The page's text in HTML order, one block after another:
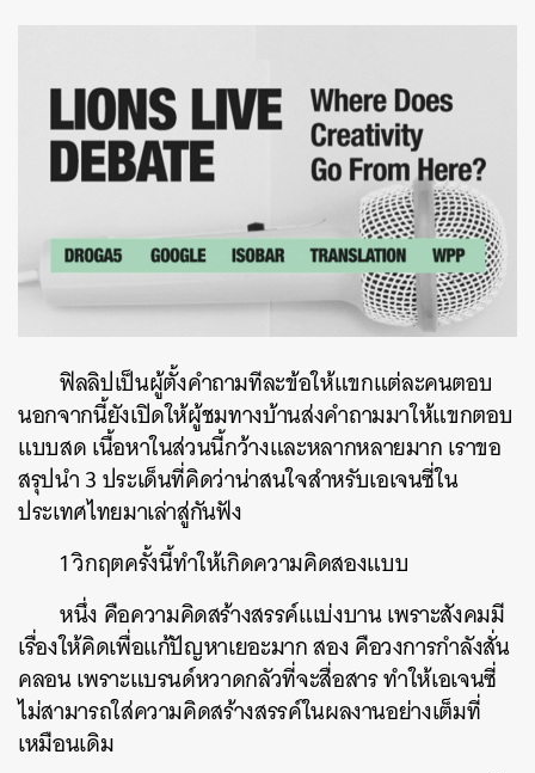
ฟิลลิปเป็นผู้ตั้งคำถามทีละข้อให้แขกแต่ละคนตอบ
นอกจากนี้ยังเปิดให้ผู้ชมทางบ้านส่งคำถามมาให้แขกตอบ
แบบสดเนื้อหาในส่วนนี้กว้างและหลากหลายมากเราขอ
สรุปนำ3ประเด็นที่คิดว่าน่าสนใจสำหรับเอเจนซี่ใน
ประเทศไทยมาเล่าสู่กันฟัง
1วิกฤตครั้งนี้ทำให้เกิดความคิดสองแบบ
หนึ่ง คือความคิดสร้างสรรค์แเบ่งบานเพราะสังคมมี
เรื่องให้คิดเพื่อแก้ปัญหาเยอะมากสองคือวงการกำลังสั่น
คลอนเพราะแบรนด์หวาดกลัวที่จะสื่อสารทำให้เอเจนซี่
ไม่สามารถใส่ความคิดสร้างสรรค์ในผลงานอย่างเต็มที่
เหมือนเดิม